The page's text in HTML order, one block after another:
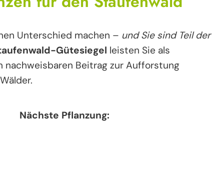
Unterschied machen – und Sie sind Teil der
Gütesiegel leisten Sie als
nachweisbaren Beitrag zur Aufforstung
Nächste Pflanzung: